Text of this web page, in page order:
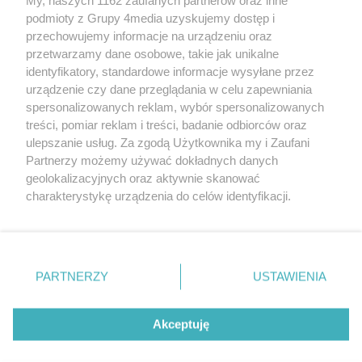
Redakcja Reklama Prywatność
Praca Łódź
the:protocol
Facebook.com
Youtube.com
podmioty z Grupy 4media uzyskujemy dostęp i
przechowujemy informacje na urządzeniu oraz
przetwarzamy dane osobowe, takie jak unikalne
identyfikatory, standardowe informacje wysyłane przez
urządzenie czy dane przeglądania w celu zapewniania
spersonalizowanych reklam, wybór spersonalizowanych
treści, pomiar reklam i treści, badanie odbiorców oraz
ulepszanie usług. Za zgodą Użytkownika my i Zaufani
Partnerzy możemy używać dokładnych danych
geolokalizacyjnych oraz aktywnie skanować
charakterystykę urządzenia do celów identyfikacji.
zmienić/wycofać klikając przycisk ustawień prywatności
znajdujący się w lewym dolnym rogu strony
. Niektóre
użytkownika, ale masz prawo sprzeciwić się takiemu
przetwarzaniu. Preferencje będą miały zastosowania tylko
PARTNERZY USTAWIENIA
Akceptuję